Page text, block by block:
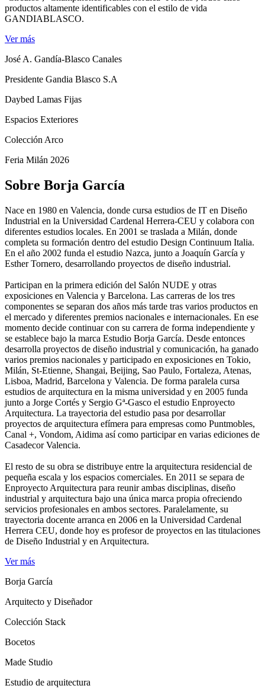
productos altamente identificables con el estilo de vida
GANDIABLASCO.
Ver más
José A. Gandía-Blasco Canales
Presidente Gandia Blasco S.A
Daybed Lamas Fijas
Espacios Exteriores
Colección Arco
Feria Milán 2026
Sobre Borja García
Nace en 1980 en Valencia, donde cursa estudios de IT en Diseño
Industrial en la Universidad Cardenal Herrera-CEU y colabora con
diferentes estudios locales. En 2001 se traslada a Milán, donde
completa su formación dentro del estudio Design Continuum Italia.
En el año 2002 funda el estudio Nazca, junto a Joaquín García y
Esther Tornero, desarrollando proyectos de diseño industrial.
Participan en la primera edición del Salón NUDE y otras
exposiciones en Valencia y Barcelona. Las carreras de los tres
componentes se separan dos años más tarde tras varios productos en
el mercado y diferentes premios nacionales e internacionales. En ese
momento decide continuar con su carrera de forma independiente y
se establece bajo la marca Estudio Borja García. Desde entonces
desarrolla proyectos de diseño industrial y comunicación, ha ganado
varios premios nacionales y participado en exposiciones en Tokio,
Milán, St-Etienne, Shangai, Beijing, Sao Paulo, Fortaleza, Atenas,
Lisboa, Madrid, Barcelona y Valencia. De forma paralela cursa
estudios de arquitectura en la misma universidad y en 2005 funda
junto a Jorge Cortés y Sergio Gª-Gasco el estudio Enproyecto
Arquitectura. La trayectoria del estudio pasa por desarrollar
proyectos de arquitectura efímera para empresas como Puntmobles,
Canal +, Vondom, Aidima así como participar en varias ediciones de
Casadecor Valencia.
El resto de su obra se distribuye entre la arquitectura residencial de
pequeña escala y los espacios comerciales. En 2011 se separa de
Enproyecto Arquitectura para reunir ambas disciplinas, diseño
industrial y arquitectura bajo una única marca propia ofreciendo
servicios profesionales en ambos sectores. Paralelamente, su
trayectoria docente arranca en 2006 en la Universidad Cardenal
Herrera CEU, donde hoy es profesor de proyectos en las titulaciones
de Diseño Industrial y en Arquitectura.
Ver más
Borja García
Arquitecto y Diseñador
Colección Stack
Bocetos
Made Studio
Estudio de arquitectura